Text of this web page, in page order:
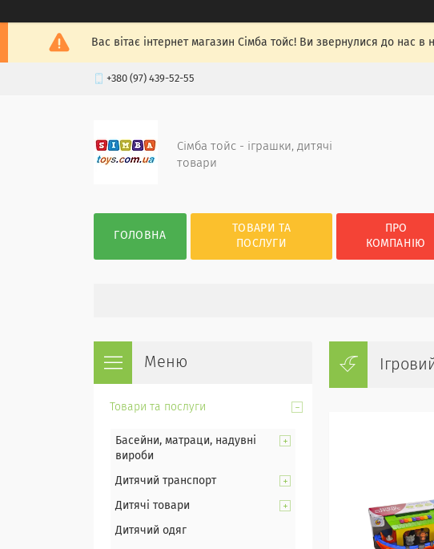
Вас вітає інтернет магазин Сімба тойс! Ви звернулися до
+380 (97) 439-52-55
Сімба тойс - іграшки, дитячі
товари
ГОЛОВНА
ТОВАРИ ТА
ПОСЛУГИ
ПРО
КОМПАНІЮ
Товари та послуги
Басейни, матраци, надувні
вироби
Дитячий транспорт
Дитячі товари
Дитячий одяг